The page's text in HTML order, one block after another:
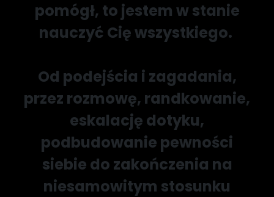
pomógł, to jestem w stanie
nauczyć Cię wszystkiego.
Od podejścia i zagadania,
przez rozmowę, randkowanie,
eskalację dotyku,
podbudowanie pewności
siebie do zakończenia na
niesamowitym stosunku